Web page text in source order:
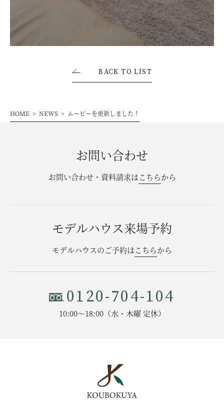
モデルハウス来場予約
BACK TO LIST
HOME NEWS ムービーを更新しました！
お問い合わせ
お問い合わせ・資料請求はこちらから
モデルハウス来場予約
モデルハウスのご予約はこちらから
0120-704-104
10:00〜18:00（水・木曜 定休）